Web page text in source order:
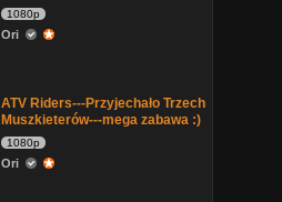
1080p
Ori
ATV Riders---Przyjechało Trzech
Muszkieterów---mega zabawa :)
1080p
Ori